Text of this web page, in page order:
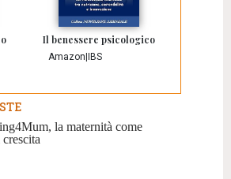
Il benessere psicologico
Amazon IBS
la maternità come